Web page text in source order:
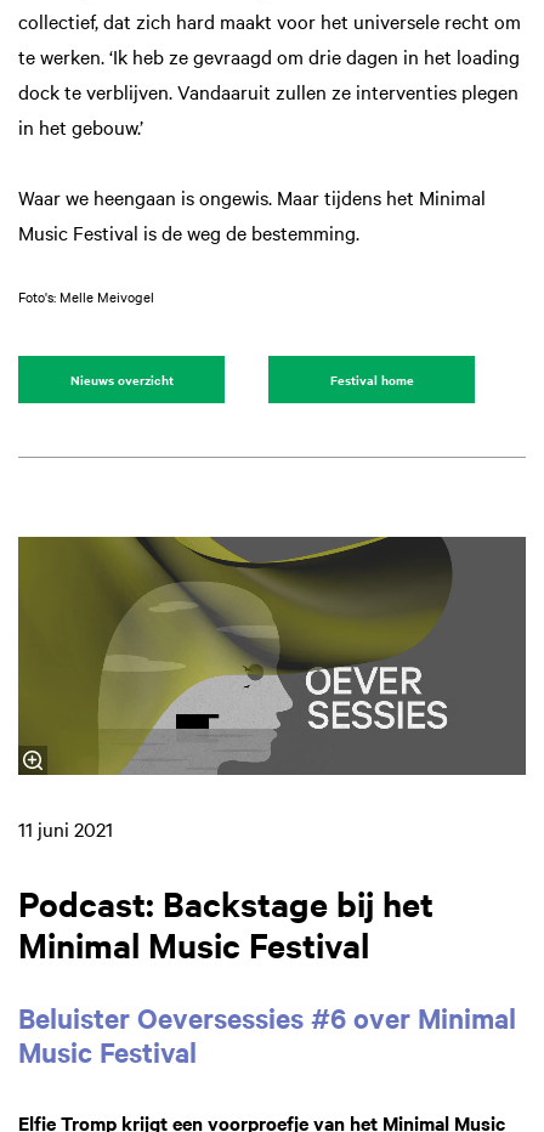
collectief, dat zich hard maakt voor het universele recht om
te werken. ‘Ik heb ze gevraagd om drie dagen in het loading
dock te verblijven. Vandaaruit zullen ze interventies plegen
in het gebouw.’
Waar we heengaan is ongewis. Maar tijdens het Minimal
Music Festival is de weg de bestemming.
Foto's: Melle Meivogel
Nieuws overzicht Festival home
11 juni 2021
Podcast: Backstage bij het
Minimal Music Festival
Beluister Oeversessies #6 over Minimal
Music Festival
Elfie Tromp krijgt een voorproefje van het Minimal Music